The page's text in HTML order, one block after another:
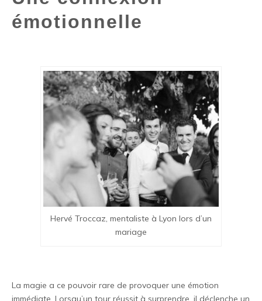
émotionnelle
Hervé Troccaz, mentaliste à Lyon lors d’un
mariage
La magie a ce pouvoir rare de provoquer une émotion
immédiate. Lorsqu’un tour réussit à surprendre, il déclenche un